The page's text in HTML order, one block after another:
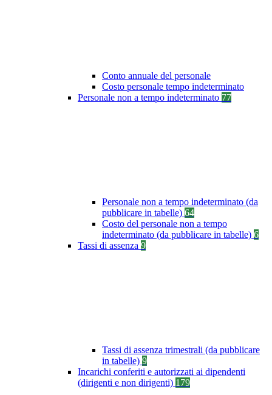
Conto annuale del personale
Costo personale tempo indeterminato
Personale non a tempo indeterminato 77
Personale non a tempo indeterminato (da
pubblicare in tabelle) 64
Costo del personale non a tempo
indeterminato (da pubblicare in tabelle) 6
Tassi di assenza 9
Tassi di assenza trimestrali (da pubblicare
in tabelle) 9
Incarichi conferiti e autorizzati ai dipendenti
(dirigenti e non dirigenti) 179